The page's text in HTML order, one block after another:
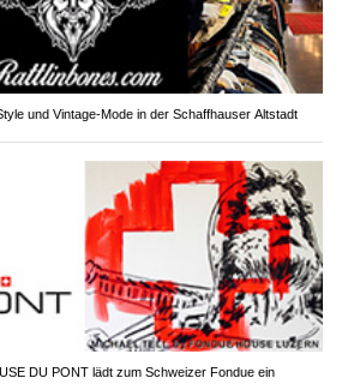
und Vintage-Mode in der Schaffhauser Altstadt
DU PONT lädt zum Schweizer Fondue ein